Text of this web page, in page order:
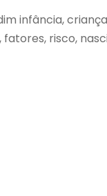
infância,
risco,